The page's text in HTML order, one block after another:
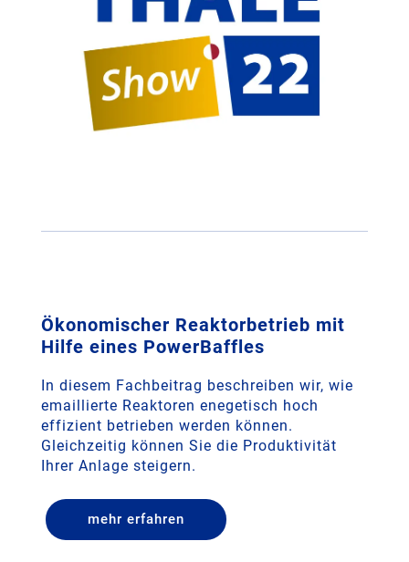
Ökonomischer Reaktorbetrieb mit
Hilfe eines PowerBaffles
In diesem Fachbeitrag beschreiben wir, wie
emaillierte Reaktoren enegetisch hoch
effizient betrieben werden können.
Gleichzeitig können Sie die Produktivität
Ihrer Anlage steigern.
mehr erfahren